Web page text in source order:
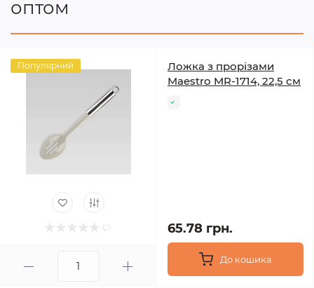
оптом
Популярний
Ложка з прорізами
Maestro MR-1714, 22,5 см
65.78 грн.
До кошика